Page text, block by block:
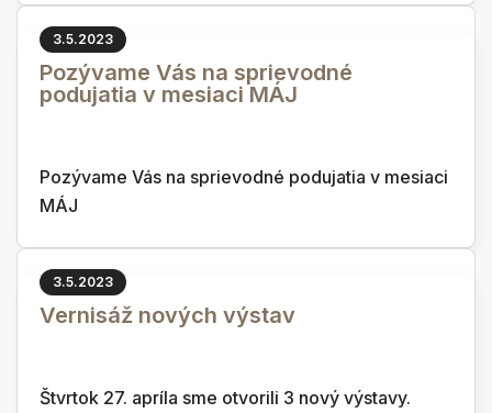
3.5.2023
Pozývame Vás na sprievodné
podujatia v mesiaci MÁJ
Pozývame Vás na sprievodné podujatia v mesiaci
MÁJ
3.5.2023
Vernisáž nových výstav
Štvrtok 27. apríla sme otvorili 3 nový výstavy.